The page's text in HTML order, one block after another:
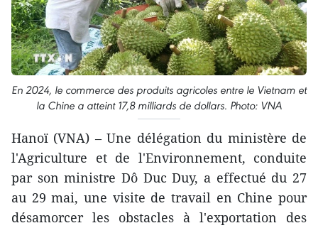
En 2024, le commerce des produits agricoles entre le Vietnam et
la Chine a atteint 17,8 milliards de dollars. Photo: VNA
Hanoï (VNA) – Une délégation du ministère de
l'Agriculture et de l'Environnement, conduite
par son ministre Dô Duc Duy, a effectué du 27
au 29 mai, une visite de travail en Chine pour
désamorcer les obstacles à l'exportation des